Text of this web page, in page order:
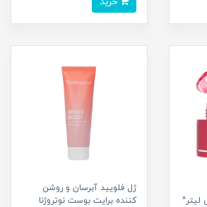
ژل فلویید آبرسان و روشن
کننده برایت بوست نوتروژنا